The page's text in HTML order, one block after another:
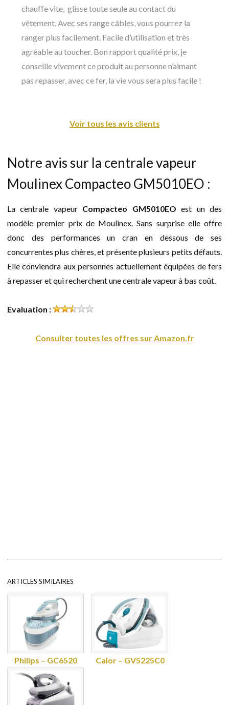
chauffe vite, glisse toute seule au contact du
vêtement. Avec ses range câbles, vous pourrez la
ranger plus facilement. Facile d’utilisation et très
agréable au toucher. Bon rapport qualité prix, je
conseille vivement ce produit au personne n’aimant
pas repasser, avec ce fer, la vie vous sera plus facile !
Voir tous les avis clients
Notre avis sur la centrale vapeur
Moulinex Compacteo GM5010EO :
La centrale vapeur Compacteo GM5010EO est un des
modèle premier prix de Moulinex. Sans surprise elle offre
donc des performances un cran en dessous de ses
concurrentes plus chères, et présente plusieurs petits défauts.
Elle conviendra aux personnes actuellement équipées de fers
à repasser et qui recherchent une centrale vapeur à bas coût.
Evaluation :
Consulter toutes les offres sur Amazon.fr
ARTICLES SIMILAIRES
Philips – GC6520 Calor – GV5225C0